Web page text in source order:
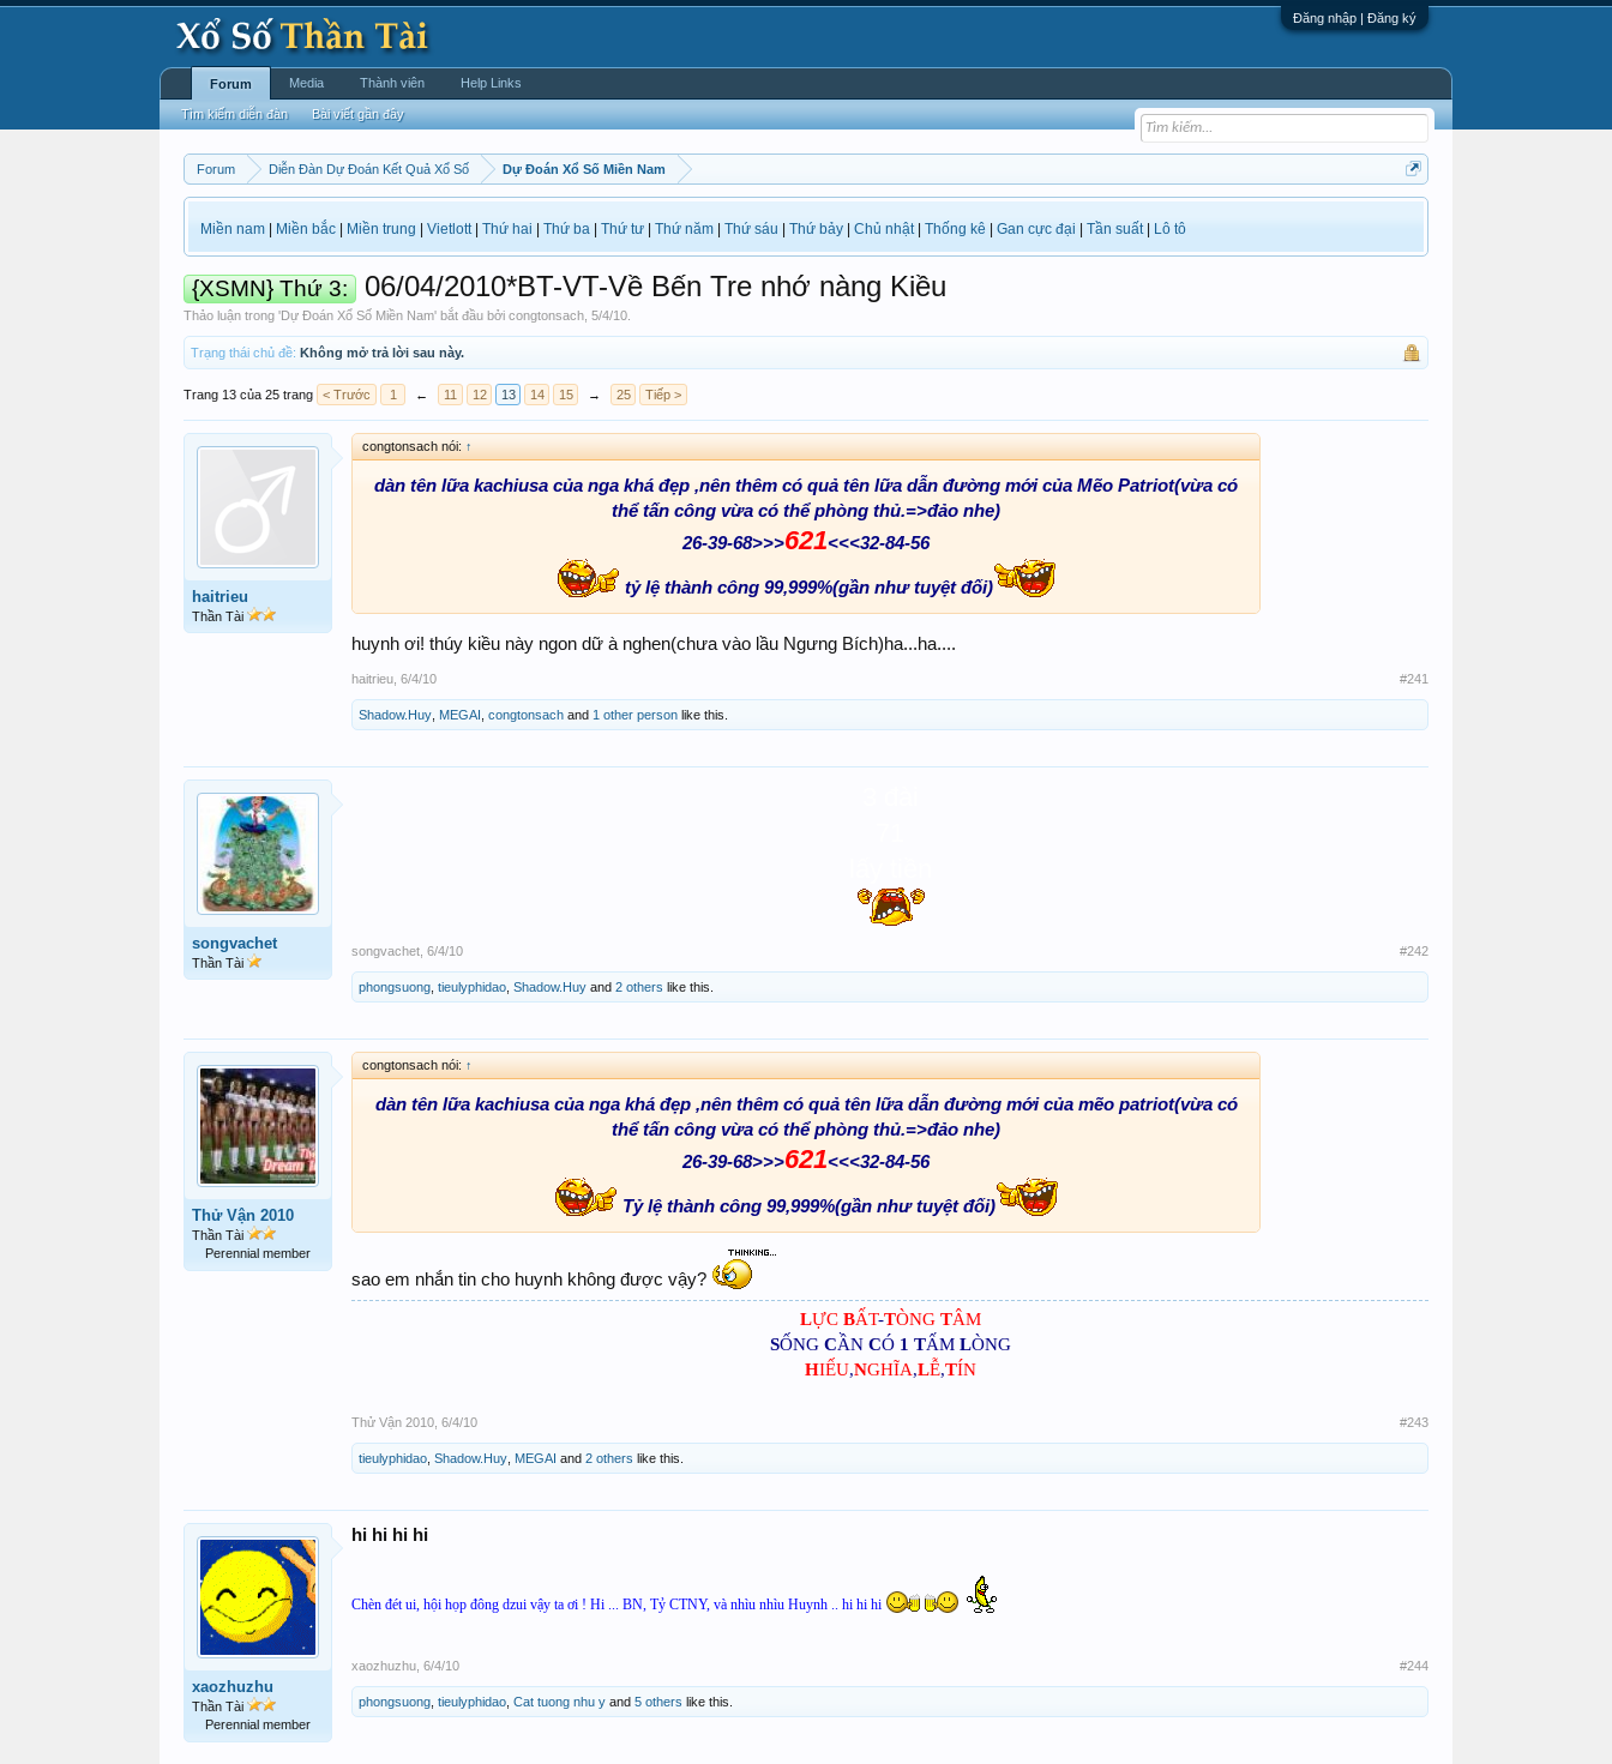
Đăng nhập | Đăng ký
Forum Diễn Đàn Dự Đoán Kết Quả Xổ Số Dự Đoán Xổ Số Miền Nam
Miền nam Miền bắc Miền trung Vietlott| Thứ hai Thứ ba Thứ tư Thứ năm Thứ sáu Thứ bảy Chủ nhật| Thống kê Gan cực đại Tần suất| Lô tô
{XSMN} Thứ 3: 06/04/2010*BT-VT-Về Bến Tre nhớ nàng Kiều
Thảo luận trong 'Dự Đoán Xổ Số Miền Nam' bắt đầu bởi congtonsach 5/4/10
Trạng thái chủ đề: Không mở trả lời sau này.
Trang 13 của 25 trang < Trước 1 ← 11 12 13 14 15 → 25 Tiếp >
haitrieu
Thần Tài
congtonsach nói: ↑
dàn tên lữa kachiusa của nga khá đẹp ,nên thêm có quả tên lữa dẫn đường mới của Mẽo Patriot(vừa có
thể tấn công vừa có thể phòng thủ.=>đảo nhe)
26-39-68>>>621<<<32-84-56
tỷ lệ thành công 99,999%(gần như tuyệt đối)
huynh ơi! thúy kiều này ngon dữ à nghen(chưa vào lầu Ngưng Bích)ha...ha....
haitrieu 6/4/10 #241
Shadow.Huy MEGAI congtonsach and 1 other person like this.
songvachet
Thần Tài
songvachet 6/4/10 #242
phongsuong tieulyphidao Shadow.Huy and 2 others like this.
Thử Vận 2010
Thần Tài
Perennial member
congtonsach nói: ↑
dàn tên lữa kachiusa của nga khá đẹp ,nên thêm có quả tên lữa dẫn đường mới của mẽo patriot(vừa có
thể tấn công vừa có thể phòng thủ.=>đảo nhe)
26-39-68>>>621<<<32-84-56
Tỷ lệ thành công 99,999%(gần như tuyệt đối)
sao em nhắn tin cho huynh không được vậy?
LỰC BẤT-TÒNG TÂM
SỐNG CẦN CÓ 1 TẤM LÒNG
HIẾU,NGHĨA,LỄ,TÍN
Thử Vận 2010 6/4/10 #243
tieulyphidao Shadow.Huy MEGAI and 2 others like this.
xaozhuzhu
Thần Tài
Perennial member
hi hi hi hi
Chèn đét ui, hội họp đông dzui vậy ta ơi ! Hi ... BN, Tỷ CTNY, và nhìu nhìu Huynh .. hi hi hi
xaozhuzhu 6/4/10 #244
phongsuong tieulyphidao Cat tuong nhu y and 5 others like this.
Forum
Tìm kiếm diễn đàn Bài viết gần đây
Media Thành viên Help Links